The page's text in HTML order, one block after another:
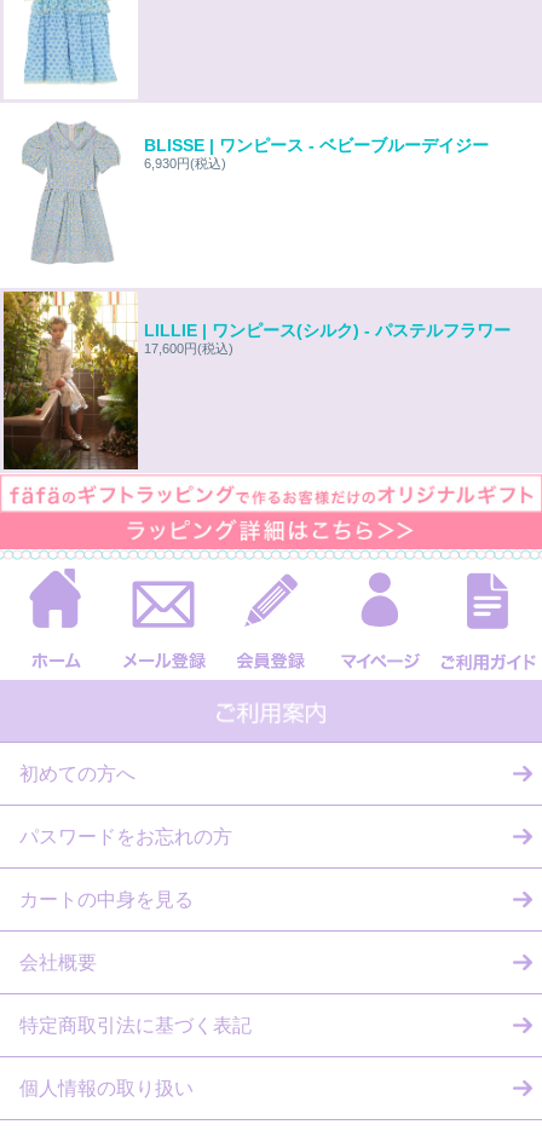
BLISSE | ワンピース - ベビーブルーデイジー
6,930円(税込)
LILLIE | ワンピース(シルク) - パステルフラワー
17,600円(税込)
初めての方へ
パスワードをお忘れの方
カートの中身を見る
会社概要
特定商取引法に基づく表記
個人情報の取り扱い